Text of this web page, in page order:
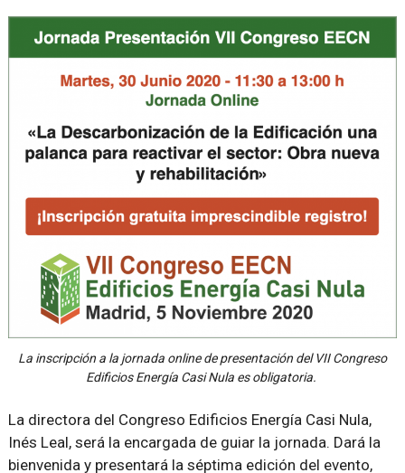
La inscripción a la jornada online de presentación del VII Congreso
Edificios Energía Casi Nula es obligatoria.
La directora del Congreso Edificios Energía Casi Nula,
Inés Leal, será la encargada de guiar la jornada. Dará la
bienvenida y presentará la séptima edición del evento,